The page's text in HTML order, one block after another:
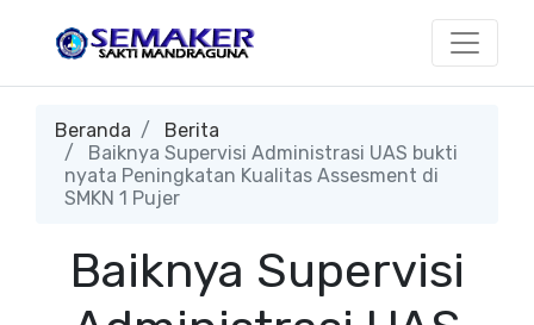
Beranda
Berita
Baiknya Supervisi Administrasi UAS bukti
nyata Peningkatan Kualitas Assesment di
SMKN 1 Pujer
Baiknya Supervisi